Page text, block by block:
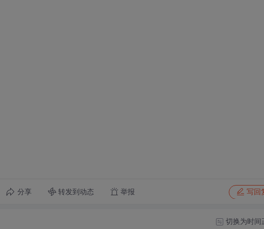
分享 转发到动态 举报 写回
切换为时间